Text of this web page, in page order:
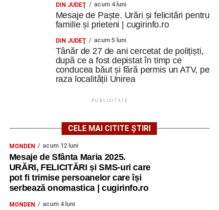
DIN JUDEŢ acum 4 luni
Mesaje de Paște. Urări și felicitări pentru
familie și prieteni | cugirinfo.ro
DIN JUDEŢ acum 5 luni
Tânăr de 27 de ani cercetat de polițiști,
după ce a fost depistat în timp ce
conducea băut și fără permis un ATV, pe
raza localității Unirea
PUBLICITATE
CELE MAI CITITE ȘTIRI
MONDEN acum 12 luni
Mesaje de Sfânta Maria 2025.
URĂRI, FELICITĂRI și SMS-uri care
pot fi trimise persoanelor care își
serbează onomastica | cugirinfo.ro
MONDEN acum 4 luni